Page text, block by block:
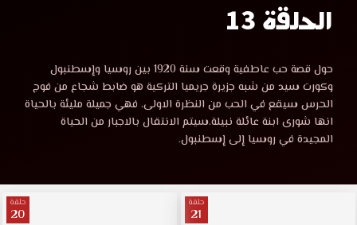
مسلسل
سعيد
و
شورى
الحلقة
الحلقة 13
مشاهدة
مسلسل
سعيد
و
شورى
موقع
حول قصة حب عاطفية وقعت سنة 1920 بين روسيا وإسطنبول
وكورت سيد من شبه جزيرة جريميا التركية هو ضابط شجاع من فوج
الحرس سيقع في الحب من النظرة الاولى. فهي جميلة مليئة بالحياة
انها شورى ابنة عائلة نبيلة.سيتم الانتقال بالاجبار من الحياة
المجيدة في روسيا إلى إسطنبول.
حلقة
21
حلقة
20